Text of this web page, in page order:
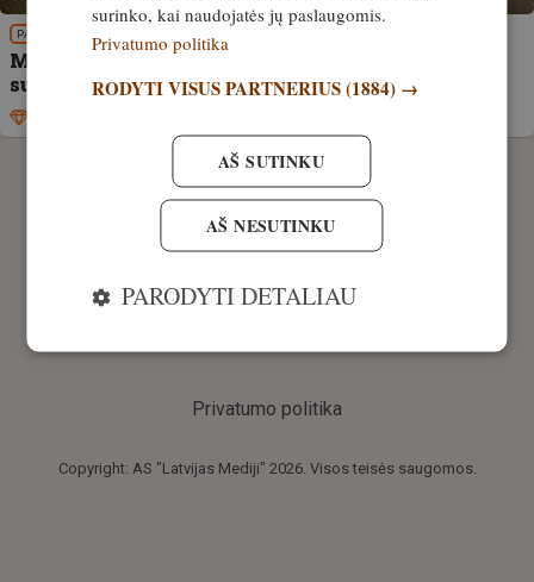
PATIRTIS
Milijonierius medžiotojas žuvo Afrikoje per
susidūrimą su drambliais
Copyright: AS "Latvijas Mediji" 2026. Visos teisės saugomos.
Privatumo politika
surinko, kai naudojatės jų paslaugomis.
Privatumo politika
RODYTI VISUS PARTNERIUS(1884) →
AŠ SUTINKU
AŠ NESUTINKU
PARODYTI DETALIAU